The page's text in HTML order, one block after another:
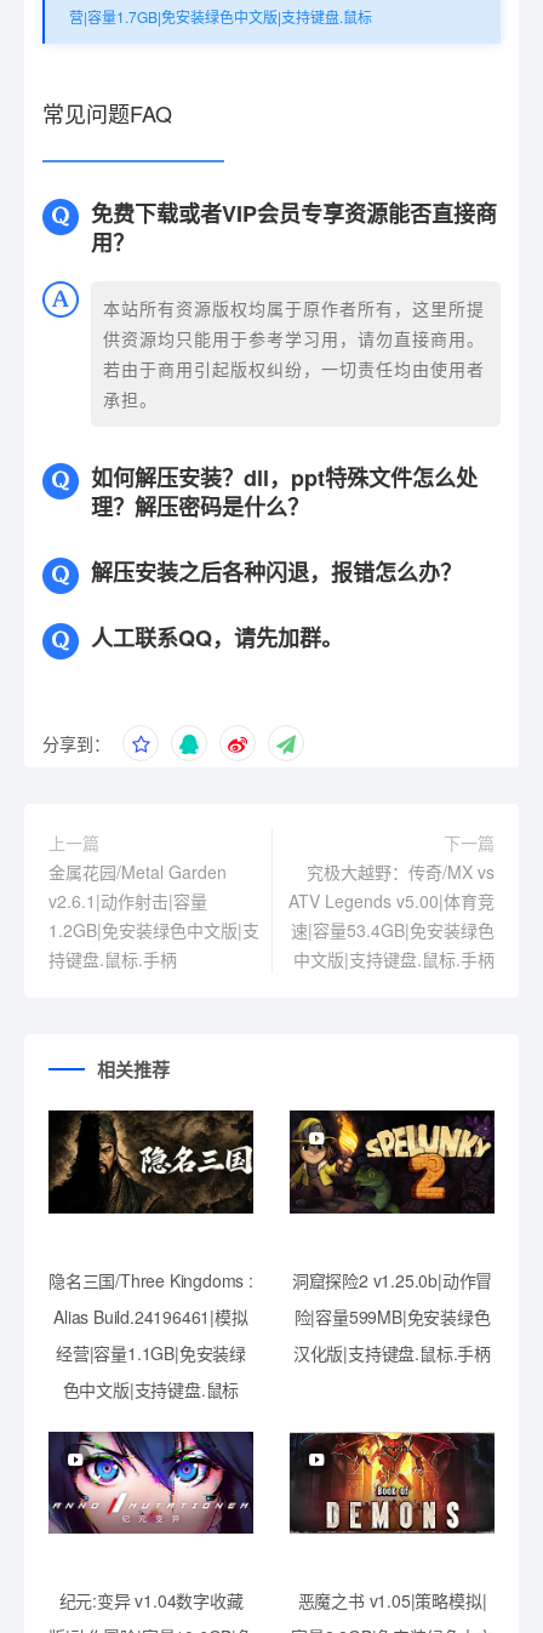
营|容量1.7GB|免安装绿色中文版|支持键盘.鼠标
常见问题FAQ
免费下载或者VIP会员专享资源能否直接商
用？
本站所有资源版权均属于原作者所有，这里所提
供资源均只能用于参考学习用，请勿直接商用。
若由于商用引起版权纠纷，一切责任均由使用者
承担。
如何解压安装？dll，ppt特殊文件怎么处
理？解压密码是什么？
解压安装之后各种闪退，报错怎么办？
人工联系QQ，请先加群。
分享到：
上一篇
金属花园/Metal Garden
v2.6.1|动作射击|容量
1.2GB|免安装绿色中文版|支
持键盘.鼠标.手柄
下一篇
究极大越野：传奇/MX vs
ATV Legends v5.00|体育竞
速|容量53.4GB|免安装绿色
中文版|支持键盘.鼠标.手柄
相关推荐
隐名三国/Three Kingdoms :
Alias Build.24196461|模拟
经营|容量1.1GB|免安装绿
色中文版|支持键盘.鼠标
洞窟探险2 v1.25.0b|动作冒
险|容量599MB|免安装绿色
汉化版|支持键盘.鼠标.手柄
纪元:变异 v1.04数字收藏
恶魔之书 v1.05|策略模拟|